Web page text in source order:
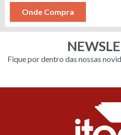
Onde Compra
Fique por dentro das nossas